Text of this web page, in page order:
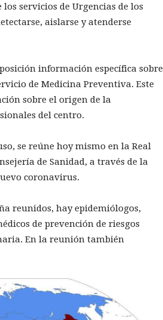
servicios de Urgencias de los
aislarse y atenderse
información específica sobre
de Medicina Preventiva. Este
sobre el origen de la
del centro.
se reúne hoy mismo en la Real
de Sanidad, a través de la
coronavirus.
reunidos, hay epidemiólogos,
de prevención de riesgos
En la reunión también